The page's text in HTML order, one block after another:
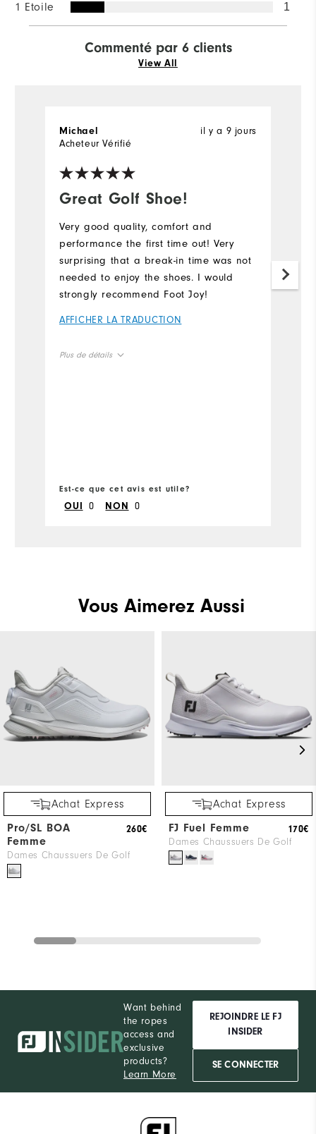
1 Etoile 1
Commenté par 6 clients
View All
Great Golf Shoe!
il y a 9 jours
Michael
Acheteur Vérifié
Very good quality, comfort and
performance the first time out! Very
surprising that a break-in time was not
needed to enjoy the shoes. I would
strongly recommend Foot Joy!
AFFICHER LA TRADUCTION
Plus de détails
Est-ce que cet avis est utile?
OUI 0 NON 0
Vous Aimerez Aussi
Achat Express
Pro/SL BOA
Femme
Dames Chaussuers De Golf
260€
Achat Express
FJ Fuel Femme
Dames Chaussuers De Golf
170€
Want behind
the ropes
access and
exclusive
products?
Learn More
REJOINDRE LE FJ
INSIDER
SE CONNECTER